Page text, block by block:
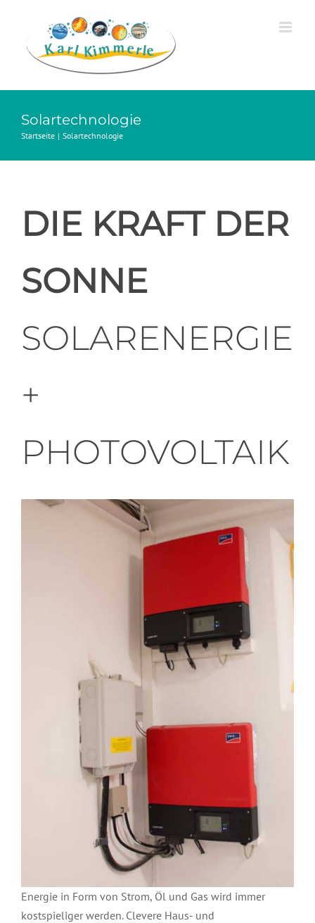
springen
Solartechnologie
Startseite Solartechnologie
DIE KRAFT DER
SONNE
SOLARENERGIE
+
PHOTOVOLTAIK
Energie in Form von Strom, Öl und Gas wird immer
kostspieliger werden. Clevere Haus- und